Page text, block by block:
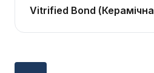
Vitrified Bond